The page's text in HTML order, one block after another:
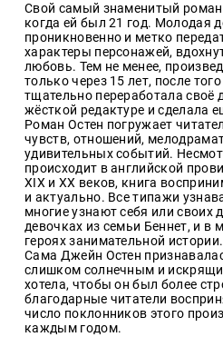
Свой самый знаменитый
когда ей был 21 год. Молодая
проникновенно и метко
характеры персонажей,
любовь. Тем не менее,
только через 15 лет, после
тщательно переработала своё
жёсткой редактуре и сделала
Роман Остен погружает
чувств, отношений,
удивительных событий.
происходит в английской
XIX и XX веков, книга
и актуально. Все типажи
многие узнают себя или своих
девочках из семьи Беннет, и в
героях занимательной истории.
Сама Джейн Остен
слишком солнечным и
хотела, чтобы он был более
благодарные читатели
число поклонников этого
каждым годом.
Красота
и
здоровье
Оптовикам
Авторам
Контакты
Мероприятия
+7(499)
350-17-
79
Москва
pochta@den-